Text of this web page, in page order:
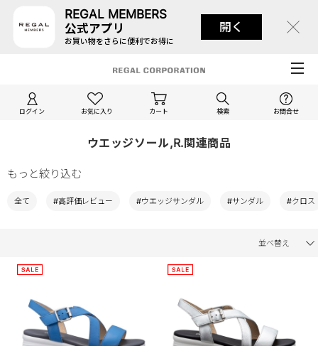
REGAL MEMBERS
公式アプリ
お買い物をさらに便利でお得に
開く
ログイン お気に入り カート 検索 お問合せ
ウエッジソール,R.関連商品
もっと絞り込む
全て #高評価レビュー #ウエッジサンダル #サンダル #クロス
並べ替え